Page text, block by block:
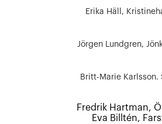
Erika Häll,
Jörgen Lundgren,
Britt-Marie Karlsson.
Fredrik Hartman,
Eva Billtén,